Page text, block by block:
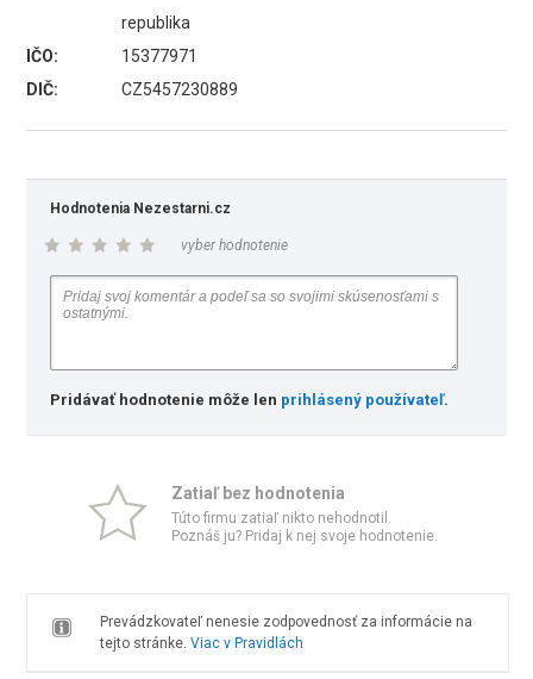
republika
IČO:
15377971
DIČ:
CZ5457230889
Hodnotenia Nezestarni.cz
vyber hodnotenie
Pridávať hodnotenie môže len prihlásený používateľ.
Zatiaľ bez hodnotenia
Túto firmu zatiaľ nikto nehodnotil.
Poznáš ju? Pridaj k nej svoje hodnotenie.
Prevádzkovateľ nenesie zodpovednosť za informácie na
tejto stránke. Viac v Pravidlách